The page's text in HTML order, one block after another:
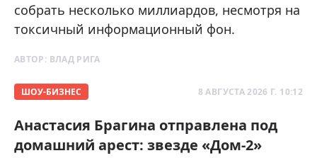
собрать несколько миллиардов, несмотря на
токсичный информационный фон.
АВТОР: ВЛАД РИГА
ШОУ-БИЗНЕС 8 АВГУСТА 2026 Г. 10:12
Анастасия Брагина отправлена под
домашний арест: звезде «Дом-2»